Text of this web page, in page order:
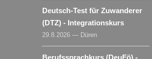
Deutsch-Test für Zuwanderer
(DTZ) - Integrationskurs
29.8.2026 — Düren
Berufssprachkurs (DeuFö) -